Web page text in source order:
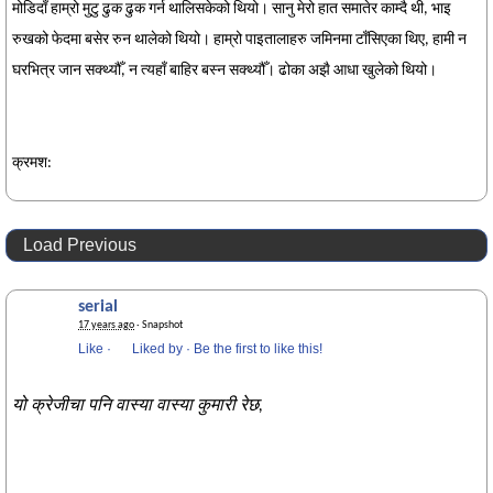
मोडिदाँ हाम्रो मुटु ढुक ढुक गर्न थालिसकेको थियो। सानु मेरो हात समातेर काम्दै थी, भाइ
रुखको फेदमा बसेर रुन थालेको थियो। हाम्रो पाइतालाहरु जमिनमा टाँसिएका थिए, हामी न
घरभित्र जान सक्थ्यौँ, न त्यहाँ बाहिर बस्न सक्थ्यौँ। ढोका अझै आधा खुलेको थियो।
क्रमश:
Load Previous
serial
17 years ago· Snapshot
Like · Liked by · Be the first to like this!
यो क्रेजीचा पनि वास्या वास्या कुमारी रेछ,